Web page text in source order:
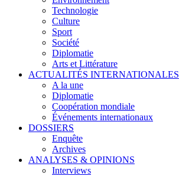
Technologie
Culture
Sport
Société
Diplomatie
Arts et Littérature
ACTUALITÉS INTERNATIONALES
A la une
Diplomatie
Coopération mondiale
Événements internationaux
DOSSIERS
Enquête
Archives
ANALYSES & OPINIONS
Interviews